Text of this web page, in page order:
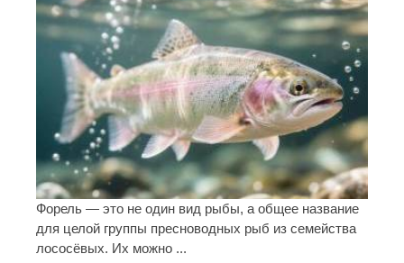
Форель — это не один вид рыбы, а общее название
для целой группы пресноводных рыб из семейства
лососёвых. Их можно ...